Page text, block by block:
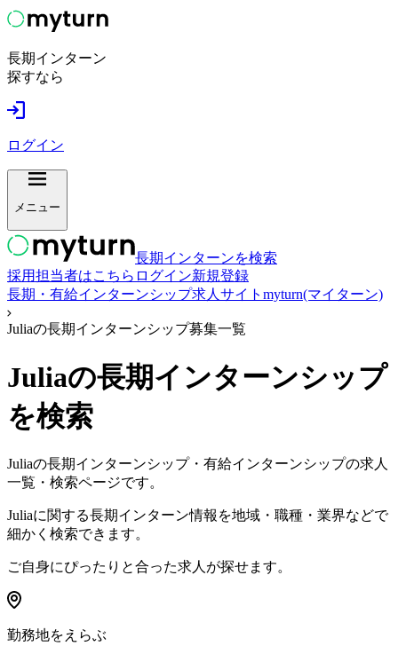
長期インターン
探すなら
ログイン
メニュー
長期インターンを検索
採用担当者はこちら ログイン新規登録
長期・有給インターンシップ求人サイトmyturn(マイターン)
Juliaの長期インターンシップ募集一覧
Juliaの長期インターンシップ
を検索
Juliaの長期インターンシップ・有給インターンシップの求人
一覧・検索ページです。
Juliaに関する長期インターン情報を地域・職種・業界などで
細かく検索できます。
ご自身にぴったりと合った求人が探せます。
勤務地をえらぶ